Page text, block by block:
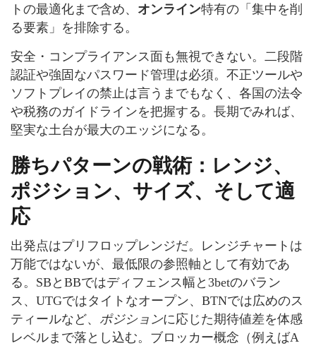
トの最適化まで含め、 オンライン特有の「集中を削
る要素」を排除する。
安全・コンプライアンス面も無視できない。二段階
認証や強固なパスワード管理は必須。不正ツールや
ソフトプレイの禁止は言うまでもなく、各国の法令
や税務のガイドラインを把握する。長期でみれば、
堅実な土台が最大のエッジになる。
勝ちパターンの戦術：レンジ、
ポジション、サイズ、そして適
応
出発点はプリフロップレンジだ。レンジチャートは
万能ではないが、最低限の参照軸として有効であ
る。SBとBBではディフェンス幅と3betのバラン
ス、UTGではタイトなオープン、BTNでは広めのス
ティールなど、 ポジションに応じた期待値差を体感
レベルまで落とし込む。ブロッカー概念（例えばA